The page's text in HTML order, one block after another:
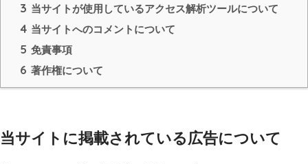
3 当サイトが使用しているアクセス解析ツールについて
4 当サイトへのコメントについて
5 免責事項
6 著作権について
当サイトに掲載されている広告について